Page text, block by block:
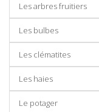
Les arbres fruitiers
Les bulbes
Les clématites
Les haies
Le potager